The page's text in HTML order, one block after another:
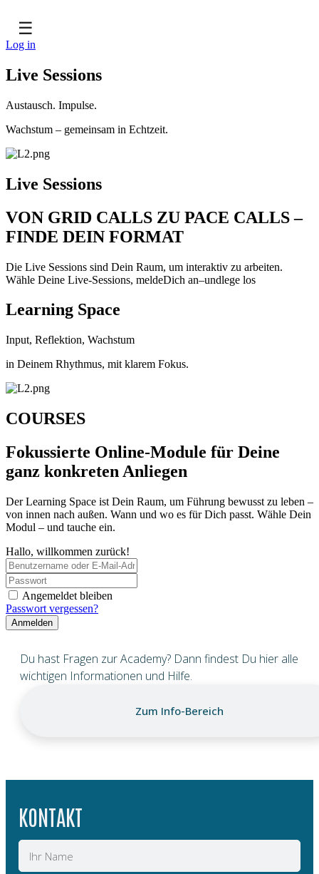
☰
Log in
Live Sessions
Austausch. Impulse.
Wachstum – gemeinsam in Echtzeit.
Live Sessions
VON GRID CALLS ZU PACE CALLS –
FINDE DEIN FORMAT
Die Live Sessions sind Dein Raum, um interaktiv zu arbeiten.
Wähle Deine Live-Sessions, meldeDich an–undlege los
Learning Space
Input, Reflektion, Wachstum
in Deinem Rhythmus, mit klarem Fokus.
COURSES
Fokussierte Online-Module für Deine
ganz konkreten Anliegen
Der Learning Space ist Dein Raum, um Führung bewusst zu leben –
von innen nach außen. Wann und wo es für Dich passt. Wähle Dein
Modul – und tauche ein.
Hallo, willkommen zurück!
Angemeldet bleiben
Passwort vergessen?
Anmelden
Du hast Fragen zur Academy? Dann findest Du hier alle
wichtigen Informationen und Hilfe.
Zum Info-Bereich
KONTAKT
Name